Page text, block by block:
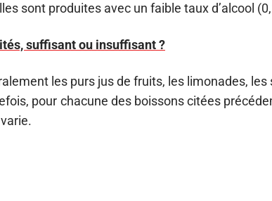
sont produites avec un faible taux d’alcool
suffisant ou insuffisant ?
les purs jus de fruits, les limonades, les
pour chacune des boissons citées